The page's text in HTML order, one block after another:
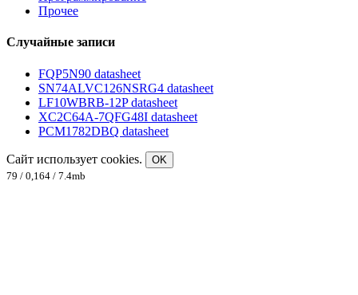
Прочее
Случайные записи
FQP5N90 datasheet
SN74ALVC126NSRG4 datasheet
LF10WBRB-12P datasheet
XC2C64A-7QFG48I datasheet
PCM1782DBQ datasheet
Сайт использует cookies.
OK
79 / 0,164 / 7.4mb